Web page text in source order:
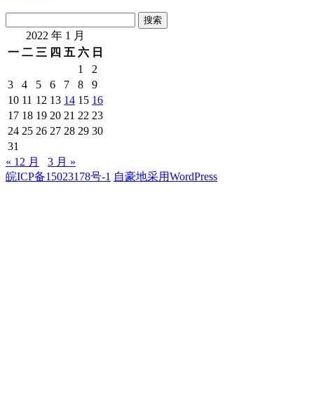
索：2022 年 1 月
一 二 三 四 五 六 日
1
2
3
4 5 6 7 8
9
10 11 12 13 14 15 16
17 18 19 20 21 22 23
24 25 26 27 28 29 30
31
« 12 月
3 月 »
皖ICP备15023178号-1 自豪地采用WordPress